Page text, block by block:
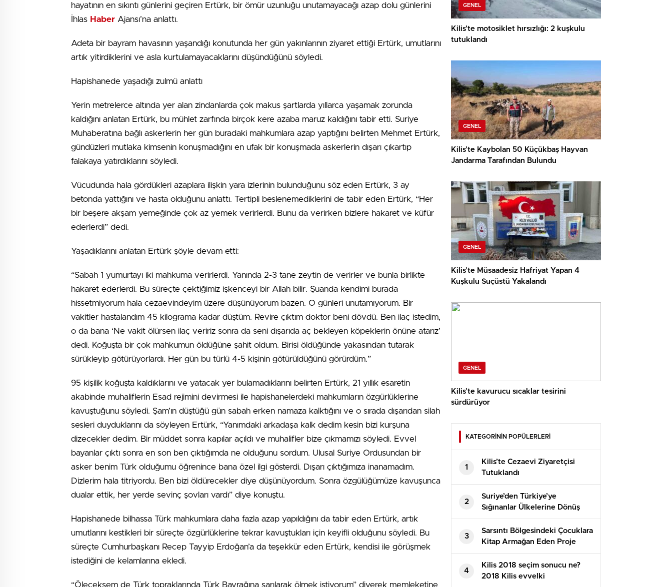
hayatının en sıkıntı günlerini geçiren Ertürk, bir ömür uzunluğu unutamayacağı azap dolu günlerini
İhlas Haber Ajansı’na anlattı.
Adeta bir bayram havasının yaşandığı konutunda her gün yakınlarının ziyaret ettiği Ertürk, umutlarını
artık yitirdiklerini ve asla kurtulamayacaklarını düşündüğünü söyledi.
Hapishanede yaşadığı zulmü anlattı
Yerin metrelerce altında yer alan zindanlarda çok makus şartlarda yıllarca yaşamak zorunda
kaldığını anlatan Ertürk, bu mühlet zarfında birçok kere azaba maruz kaldığını tabir etti. Suriye
Muhaberatına bağlı askerlerin her gün buradaki mahkumlara azap yaptığını belirten Mehmet Ertürk,
gündüzleri mutlaka kimsenin konuşmadığını en ufak bir konuşmada askerlerin dışarı çıkartıp
falakaya yatırdıklarını söyledi.
Vücudunda hala gördükleri azaplara ilişkin yara izlerinin bulunduğunu söz eden Ertürk, 3 ay
betonda yattığını ve hasta olduğunu anlattı. Tertipli beslenemediklerini de tabir eden Ertürk, “Her
bir beşere akşam yemeğinde çok az yemek verirlerdi. Bunu da verirken bizlere hakaret ve küfür
ederlerdi” dedi.
Yaşadıklarını anlatan Ertürk şöyle devam etti:
“Sabah 1 yumurtayı iki mahkuma verirlerdi. Yanında 2-3 tane zeytin de verirler ve bunla birlikte
hakaret ederlerdi. Bu süreçte çektiğimiz işkenceyi bir Allah bilir. Şuanda kendimi burada
hissetmiyorum hala cezaevindeyim üzere düşünüyorum bazen. O günleri unutamıyorum. Bir
vakitler hastalandım 45 kilograma kadar düştüm. Revire çıktım doktor beni dövdü. Ben ilaç istedim,
o da bana ‘Ne vakit ölürsen ilaç veririz sonra da seni dışarıda aç bekleyen köpeklerin önüne atarız’
dedi. Koğuşta bir çok mahkumun öldüğüne şahit oldum. Birisi öldüğünde yakasından tutarak
sürükleyip götürüyorlardı. Her gün bu türlü 4-5 kişinin götürüldüğünü görürdüm.”
95 kişilik koğuşta kaldıklarını ve yatacak yer bulamadıklarını belirten Ertürk, 21 yıllık esaretin
akabinde muhaliflerin Esad rejimini devirmesi ile hapishanelerdeki mahkumların özgürlüklerine
kavuştuğunu söyledi. Şam’ın düştüğü gün sabah erken namaza kalktığını ve o sırada dışarıdan silah
sesleri duyduklarını da söyleyen Ertürk, “Yanımdaki arkadaşa kalk dedim kesin bizi kurşuna
dizecekler dedim. Bir müddet sonra kapılar açıldı ve muhalifler bize çıkmamızı söyledi. Evvel
bayanlar çıktı sonra en son ben çıktığımda ne olduğunu sordum. Ulusal Suriye Ordusundan bir
asker benim Türk olduğumu öğrenince bana özel ilgi gösterdi. Dışarı çıktığımıza inanamadım.
Dizlerim hala titriyordu. Ben bizi öldürecekler diye düşünüyordum. Sonra özgülüğümüze kavuşunca
dualar ettik, her yerde sevinç şovları vardı” diye konuştu.
Hapishanede bilhassa Türk mahkumlara daha fazla azap yapıldığını da tabir eden Ertürk, artık
umutlarını kestikleri bir süreçte özgürlüklerine tekrar kavuştukları için keyifli olduğunu söyledi. Bu
süreçte Cumhurbaşkanı Recep Tayyip Erdoğan’a da teşekkür eden Ertürk, kendisi ile görüşmek
istediğini de kelamlarına ekledi.
“Öleceksem de Türk topraklarında Türk Bayrağına sarılarak ölmek istiyorum” diyerek memleketine
GENEL
Kilis’te motosiklet hırsızlığı: 2 kuşkulu
tutuklandı
GENEL
Kilis’te Kaybolan 50 Küçükbaş Hayvan
Jandarma Tarafından Bulundu
GENEL
Kilis’te Müsaadesiz Hafriyat Yapan 4
Kuşkulu Suçüstü Yakalandı
GENEL
Kilis’te kavurucu sıcaklar tesirini
sürdürüyor
KATEGORİNİN POPÜLERLERİ
1
Kilis’te Cezaevi Ziyaretçisi
Tutuklandı
2
Suriye’den Türkiye’ye
Sığınanlar Ülkelerine Dönüş
Yapıyor
3
Sarsıntı Bölgesindeki Çocuklara
Kitap Armağan Eden Proje
4
Kilis 2018 seçim sonucu ne?
2018 Kilis evvelki